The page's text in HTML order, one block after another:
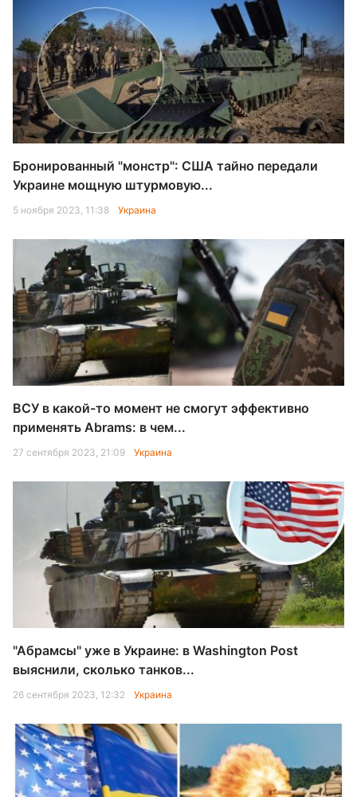
Бронированный "монстр": США тайно передали
Украине мощную штурмовую...
5 ноября 2023, 11:38 Украина
ВСУ в какой-то момент не смогут эффективно
применять Abrams: в чем...
27 сентября 2023, 21:09 Украина
"Абрамсы" уже в Украине: в Washington Post
выяснили, сколько танков...
26 сентября 2023, 12:32 Украина